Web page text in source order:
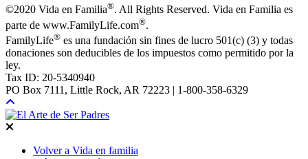
©2020 Vida en Familia®. All Rights Reserved. Vida en Familia es
parte de www.FamilyLife.com®.
FamilyLife® es una fundación sin fines de lucro 501(c) (3) y todas
donaciones son deducibles de los impuestos como permitido por la
ley.
Tax ID: 20-5340940
PO Box 7111, Little Rock, AR 72223 | 1-800-358-6329
Volver a Vida en familia